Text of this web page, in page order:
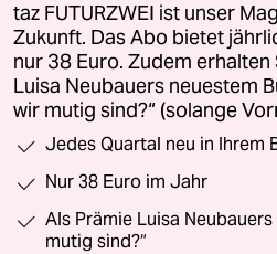
taz FUTURZWEI ist unser
Zukunft. Das Abo bietet
nur 38 Euro. Zudem erhalten
Luisa Neubauers neuestem
wir mutig sind?“ (solange
Jedes Quartal neu in Ihrem
Nur 38 Euro im Jahr
Als Prämie Luisa Neubauers
mutig sind?“